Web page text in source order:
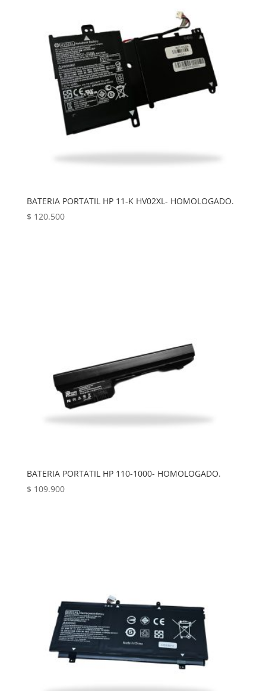
BATERIA PORTATIL HP 11-K HV02XL- HOMOLOGADO.
$ 120.500
BATERIA PORTATIL HP 110-1000- HOMOLOGADO.
$ 109.900